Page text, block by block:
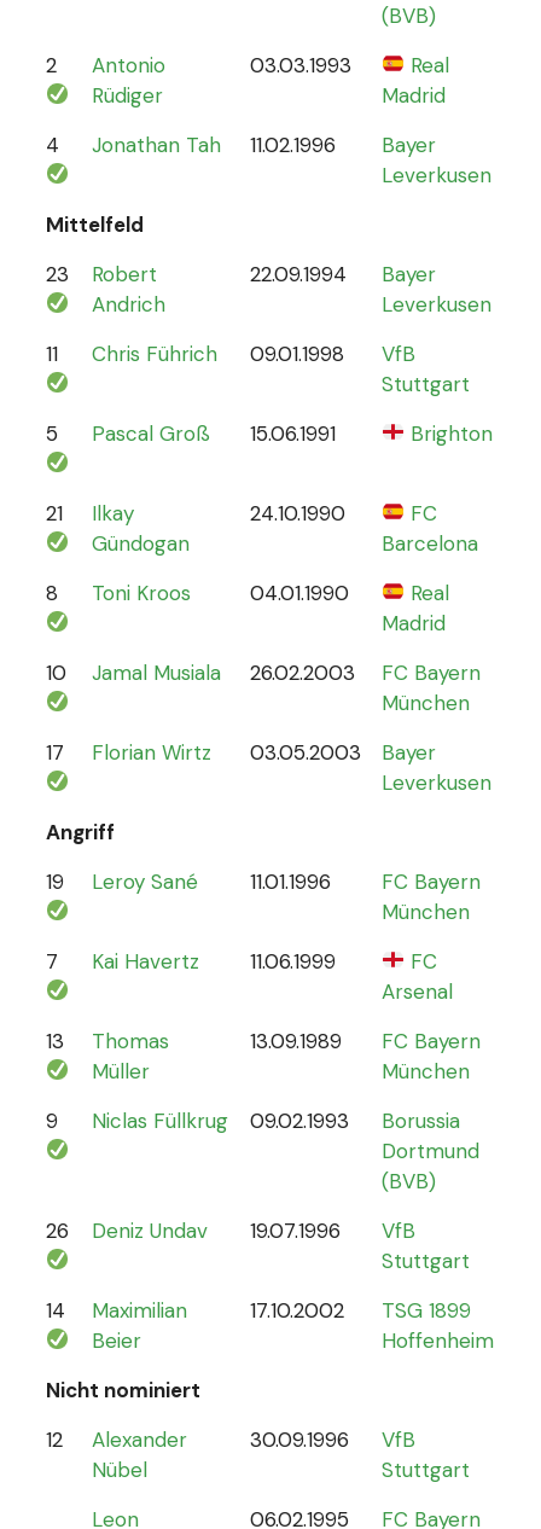
(BVB)
2
Antonio
Rüdiger
03.03.1993
Real
Madrid
4 Jonathan Tah 11.02.1996
Bayer
Leverkusen
Mittelfeld
23
Robert
Andrich
22.09.1994
Bayer
Leverkusen
11 Chris Führich 09.01.1998
VfB
Stuttgart
5 Pascal Groß 15.06.1991 Brighton
21
Ilkay
Gündogan
24.10.1990
FC
Barcelona
8 Toni Kroos 04.01.1990
Real
Madrid
10 Jamal Musiala 26.02.2003
FC Bayern
München
17 Florian Wirtz 03.05.2003
Bayer
Leverkusen
Angriff
19
Leroy Sané 11.01.1996
FC Bayern
München
7 Kai Havertz 11.06.1999
FC
Arsenal
13
Thomas
Müller
13.09.1989
FC Bayern
München
9 Niclas Füllkrug 09.02.1993
Borussia
Dortmund
(BVB)
26 Deniz Undav 19.07.1996
VfB
Stuttgart
14
Maximilian
Beier
17.10.2002
TSG 1899
Hoffenheim
Nicht nominiert
12
Alexander
Nübel
30.09.1996
VfB
Stuttgart
Leon
06.02.1995
FC Bayern